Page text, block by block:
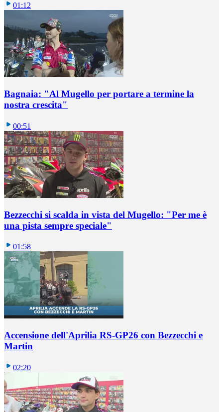
01:12
Bagnaia: "Al Mugello per portare a termine la
nostra crescita"
00:51
Bezzecchi si scalda in vista del Mugello: "Per me è
una pista sempre speciale"
01:58
Accensione dell'Aprilia RS-GP26 con Bezzecchi e
Martin
02:20